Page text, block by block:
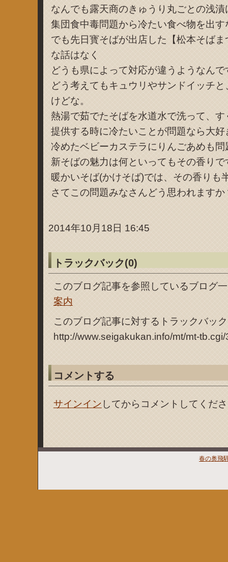
なんでも露天商のきゅうり丸ごとの浅
集団食中毒問題から冷たい食べ物を出
でも先日寳そばが出店した【松本そば
な話はなく
どうも県によって対応が違うようなんで
どう考えてもキュウリやサンドイッチ
けどな。
熱湯で茹でたそばを水道水で洗って、
提供する時に冷たいことが問題なら大
冷めたベビーカステラにりんごあめも
新そばの魅力は何といってもその香りで
暖かいそば(かけそば)では、その香りも
さてこの問題みなさんどう思われますか
2014年10月18日 16:45
トラックバック(0)
このブログ記事を参照しているブログ
案内
このブログ記事に対するトラックバッ
http://www.seigakukan.info/mt/mt-
コメントする
サインイン してからコメントしてくだ
春の奥飛